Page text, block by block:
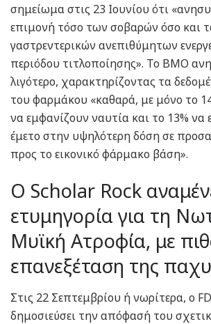
σημείωμα στις 23 Ιουνίου ότι
επιμονή τόσο των σοβαρών όσο και
γαστρεντερικών ανεπιθύμητων
περιόδου τιτλοποίησης». Το BMO
λιγότερο, χαρακτηρίζοντας τα
του φαρμάκου «καθαρά, με μόνο το
να εμφανίζουν ναυτία και το 13% να
έμετο στην υψηλότερη δόση σε
προς το εικονικό φάρμακο βάση».
Ο Scholar Rock
ετυμηγορία για τη
Μυϊκή Ατροφία, με
επανεξέταση της
Στις 22 Σεπτεμβρίου ή νωρίτερα, ο
δημοσιεύσει την απόφασή του